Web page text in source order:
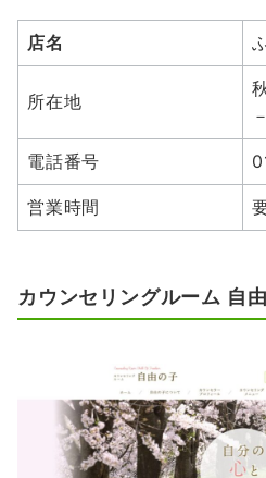
店名
所在地
電話番号
営業時間
カウンセリングルーム 自